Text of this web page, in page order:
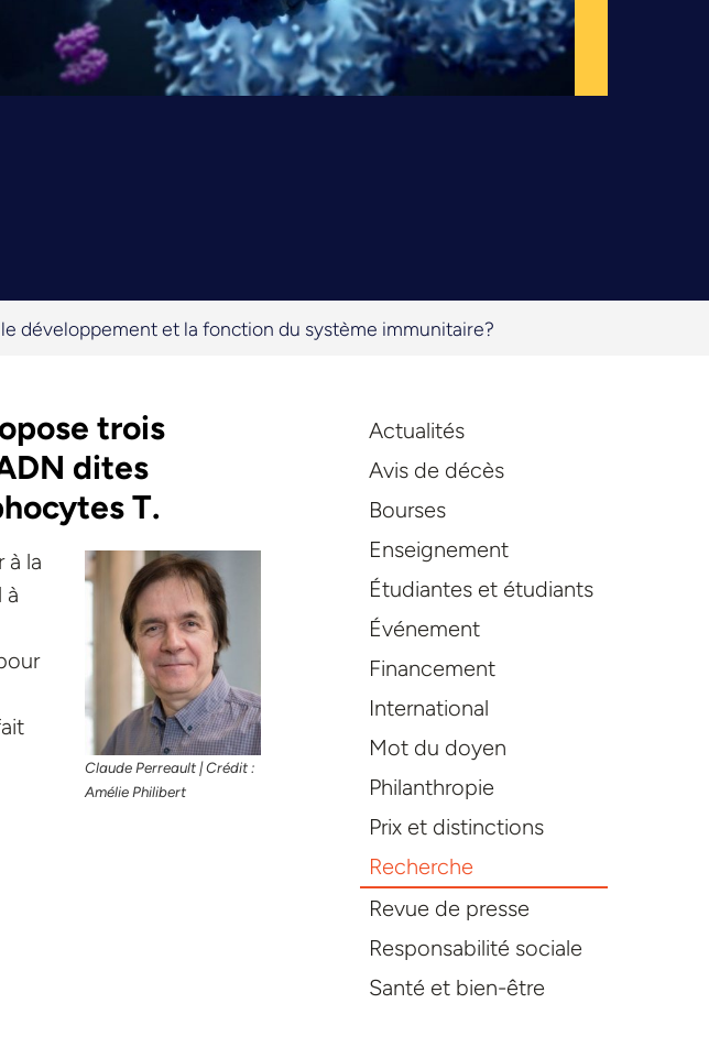
développement et la fonction du système immunitaire?
trois
dites
T.
Claude Perreault | Crédit :
Amélie Philibert
à la
à
Actualités
Avis de décès
Bourses
Enseignement
Étudiantes et étudiants
Événement
Financement
International
Mot du doyen
Philanthropie
Prix et distinctions
Recherche
Revue de presse
Responsabilité sociale
Santé et bien-être